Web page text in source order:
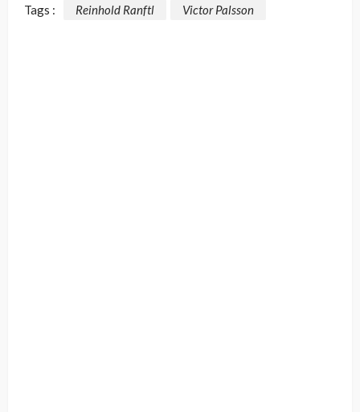
Tags : Reinhold Ranftl Victor Palsson